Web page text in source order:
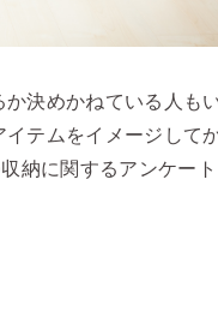
決めかねている人も
テムをイメージして
納に関するアンケート